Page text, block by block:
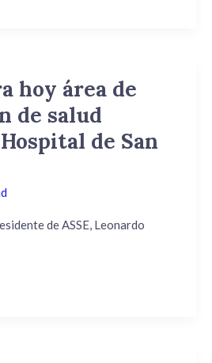
hoy área de
de salud
de San
de ASSE, Leonardo